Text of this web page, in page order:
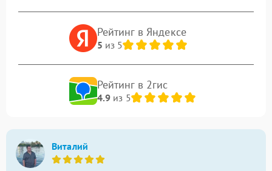
Рейтинг в Яндексе
5 из 5
Рейтинг в 2гис
4.9из 5
Виталий